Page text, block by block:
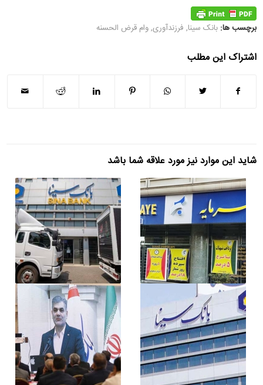
برچسب ها: بانک سینا, فرزندآوری,وام قرض الحسنه
اشتراک این مطلب
شاید این موارد نیز مورد علاقه شما باشد